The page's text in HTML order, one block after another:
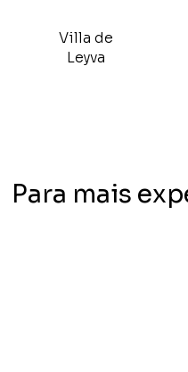
Villa de
Leyva
Para mais